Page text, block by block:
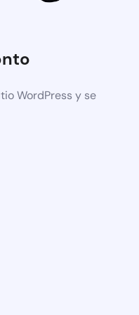
WordPress y se